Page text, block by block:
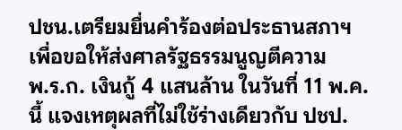
ปชน.เตรียมยื่นคำร้องต่อประธานสภาฯ
เพื่อขอให้ส่งศาลรัฐธรรมนูญตีความ
พ.ร.ก. เงินกู้ 4 แสนล้าน ในวันที่ 11 พ.ค.
นี้ แจงเหตุผลที่ไม่ใช้ร่างเดียวกับ ปชป.